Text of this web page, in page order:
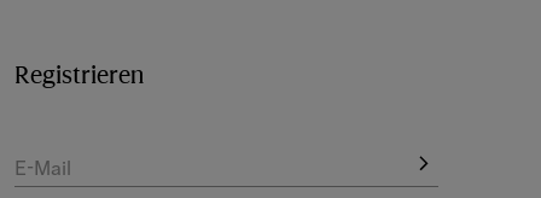
unserem kostenlosen
Registrieren
E-Mail